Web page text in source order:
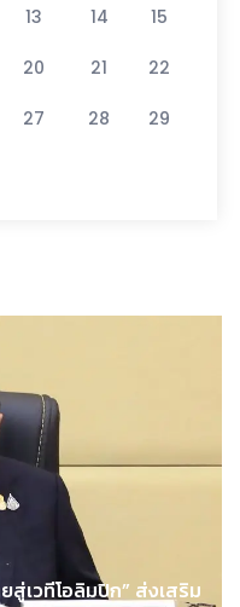
13 14 15
20 21 22
27 28 29
เวทีโอลิมปิก” ส่งเสริม